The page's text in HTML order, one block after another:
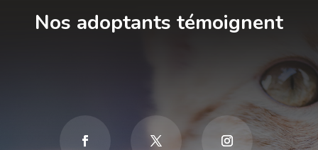
Nos adoptants témoignent